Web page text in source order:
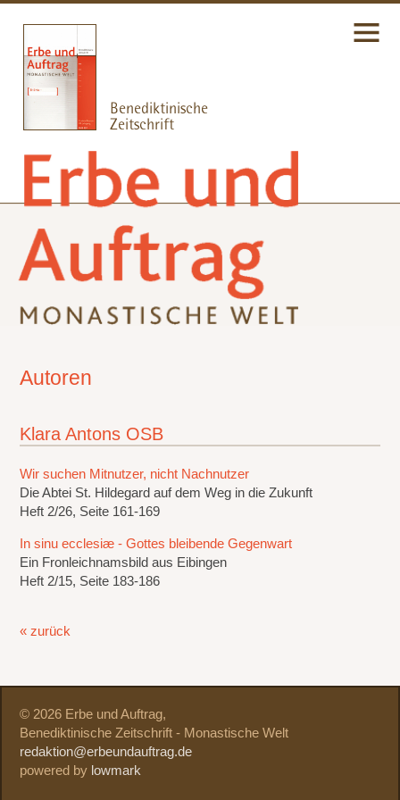
Autoren
Klara Antons OSB
Wir suchen Mitnutzer, nicht Nachnutzer
Die Abtei St. Hildegard auf dem Weg in die Zukunft
Heft 2/26, Seite 161-169
In sinu ecclesiæ - Gottes bleibende Gegenwart
Ein Fronleichnamsbild aus Eibingen
Heft 2/15, Seite 183-186
« zurück
© 2026 Erbe und Auftrag,
Benediktinische Zeitschrift - Monastische Welt
redaktion@erbeundauftrag.de
powered by lowmark